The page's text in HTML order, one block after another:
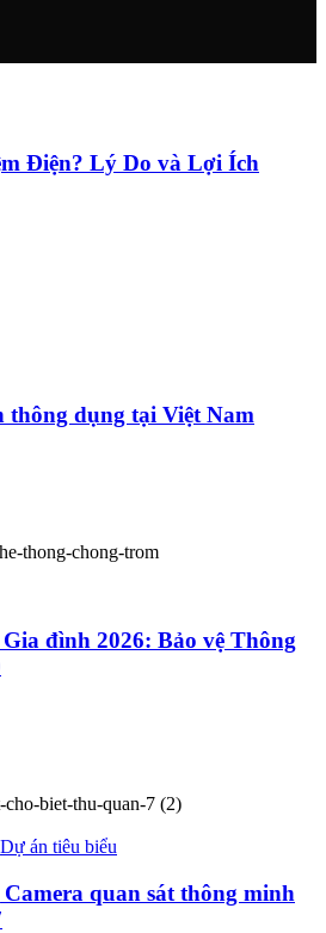
Điện? Lý Do và Lợi Ích
thông dụng tại Việt Nam
đình 2026: Bảo vệ Thông
Dự án tiêu biểu
quan sát thông minh